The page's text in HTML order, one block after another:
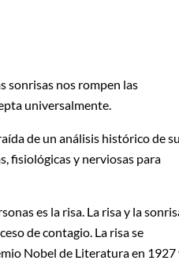
sonrisas nos rompen las
universalmente.
de un análisis histórico de
fisiológicas y nerviosas para
es la risa. La risa y la
de contagio. La risa se
Nobel de Literatura en 1927